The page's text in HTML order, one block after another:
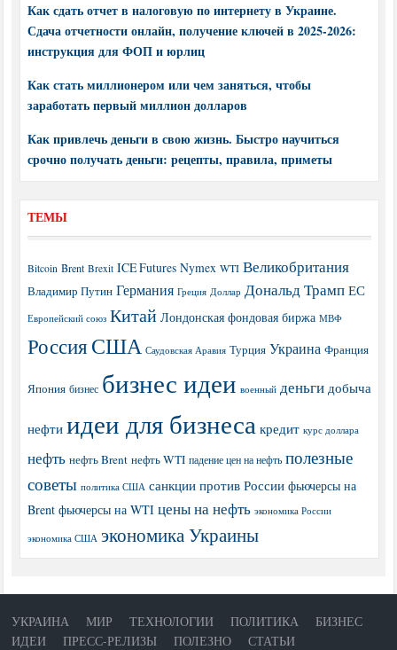
Как сдать отчет в налоговую по интернету в Украине.
Сдача отчетности онлайн, получение ключей в 2025-2026:
инструкция для ФОП и юрлиц
Как стать миллионером или чем заняться, чтобы
заработать первый миллион долларов
Как привлечь деньги в свою жизнь. Быстро научиться
срочно получать деньги: рецепты, правила, приметы
ТЕМЫ
Bitcoin Brent Brexit ICE Futures Nymex WTI Великобритания
Владимир Путин Германия Греция Доллар Дональд Трамп ЕС
Европейский союз Китай Лондонская фондовая биржа МВФ
РоссияСША Саудовская Аравия Турция Украина Франция
Япония бизнес бизнес идеи военный деньги добыча
нефти идеи для бизнеса кредит курс доллара
нефть нефть Brent нефть WTI падение цен на нефть полезные
советы политика США санкции против России фьючерсы на
Brent фьючерсы на WTI цены на нефть экономика России
экономика США экономика Украины
УКРАИНА МИР ТЕХНОЛОГИИ ПОЛИТИКА
БИЗНЕС
ИДЕИ
ПРЕСС-РЕЛИЗЫ ПОЛЕЗНО СТАТЬИ